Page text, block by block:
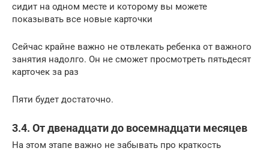
сидит на одном месте и которому вы можете
показывать все новые карточки
Сейчас крайне важно не отвлекать ребенка от важного
занятия надолго. Он не сможет просмотреть пятьдесят
карточек за раз
Пяти будет достаточно.
3.4. От двенадцати до восемнадцати месяцев
На этом этапе важно не забывать про краткость